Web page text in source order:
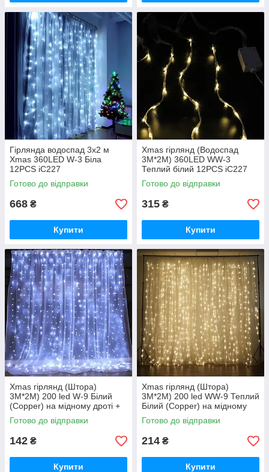
Гірлянда водоспад 3х2 м
Xmas 360LED W-3 Біла
12PCS iC227
Готово до відправки
668 ₴
Купити
Xmas гірлянд (Водоспад
3M*2M) 360LED WW-3
Теплий білий 12PCS iC227
Готово до відправки
315 ₴
Купити
Xmas гірлянд (Штора)
3M*2M) 200 led W-9 Білий
(Copper) на мідному дроті +
соед (100) HS HS iC227
Готово до відправки
142 ₴
Купити
Xmas гірлянд (Штора)
3M*2M) 200 led WW-9 Теплий
Білий (Copper) на мідному
дроті + соед (100) HS HS
iC227
Готово до відправки
214 ₴
Купити